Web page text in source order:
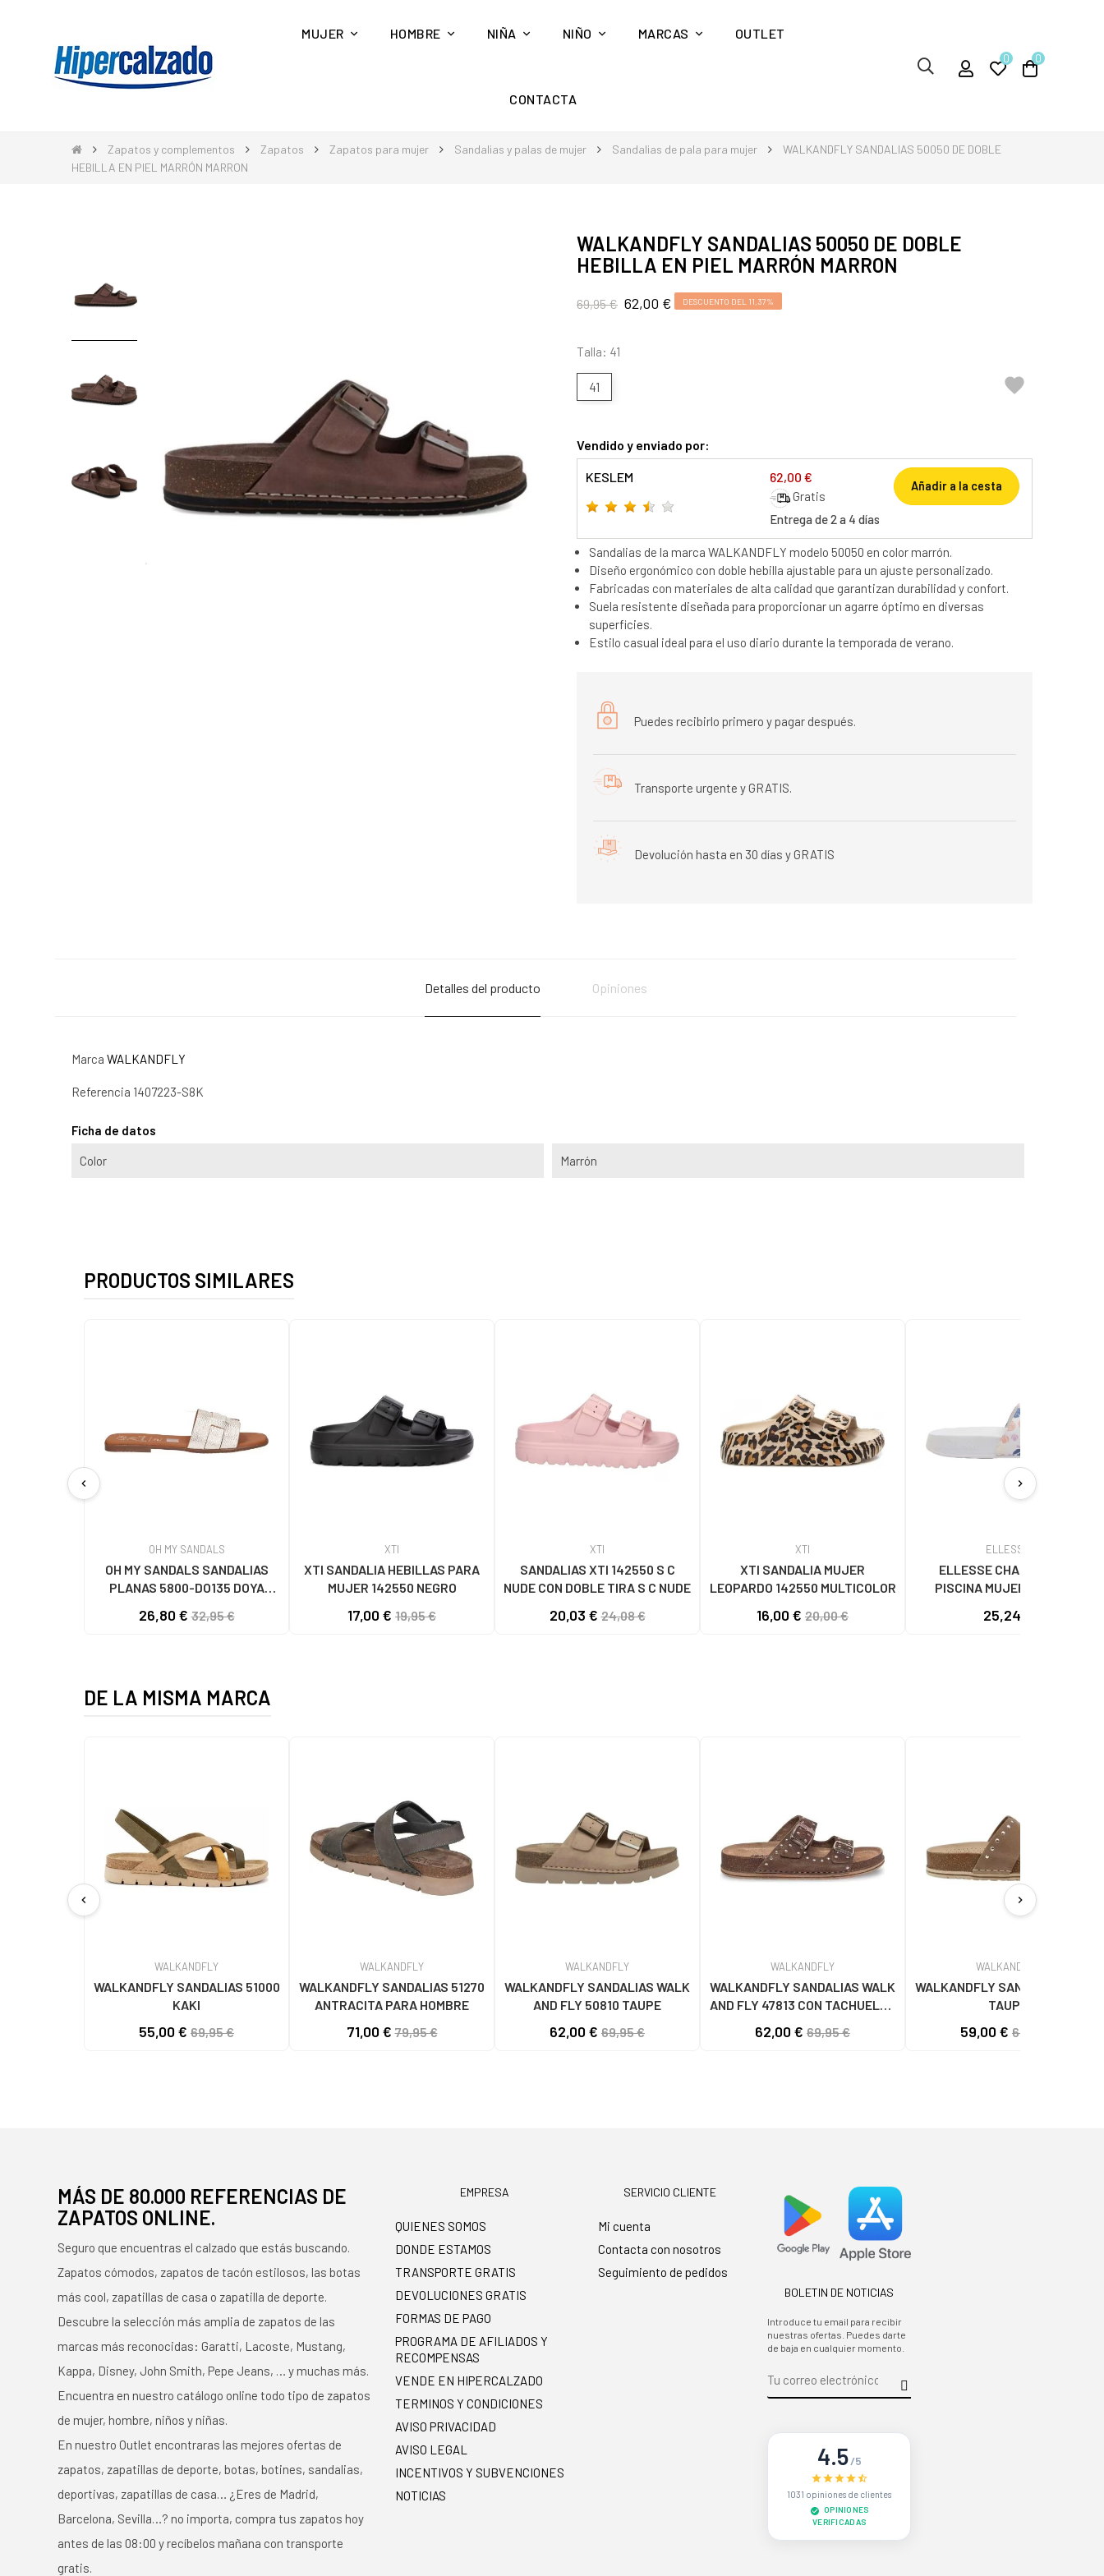
MUJER HOMBRE NIÑA NIÑO MARCAS OUTLET
CONTACTA
0 0
Zapatos y complementos Zapatos Zapatos para mujer Sandalias y palas de mujer Sandalias de pala para mujer
WALKANDFLY SANDALIAS 50050 DE DOBLE
HEBILLA EN PIEL MARRÓN MARRON
WALKANDFLY SANDALIAS 50050 DE DOBLE
HEBILLA EN PIEL MARRÓN MARRON
69,95 € 62,00 € DESCUENTO DEL 11,37%
Talla: 41
41 
Vendido y enviado por:
KESLEM 62,00 €
Gratis
Entrega de 2 a 4 días
Añadir a la cesta
Sandalias de la marca WALKANDFLY modelo 50050 en color marrón.
Diseño ergonómico con doble hebilla ajustable para un ajuste personalizado.
Fabricadas con materiales de alta calidad que garantizan durabilidad y confort.
Suela resistente diseñada para proporcionar un agarre óptimo en diversas
superficies.
Estilo casual ideal para el uso diario durante la temporada de verano.
Puedes recibirlo primero y pagar después.
Transporte urgente y GRATIS.
Devolución hasta en 30 días y GRATIS
Detalles del producto Opiniones
Marca WALKANDFLY
Referencia 1407223-S8K
Ficha de datos
Color Marrón
PRODUCTOS SIMILARES
chevron_left
OH MY SANDALS
OH MY SANDALS SANDALIAS
PLANAS 5800-DO135 DOYA
26,80 €32,95 €
XTI
XTI SANDALIA HEBILLAS PARA
MUJER 142550 NEGRO
17,00 € 19,95 €
XTI
SANDALIAS XTI 142550 S C
NUDE CON DOBLE TIRA S C NUDE
20,03 €24,08 €
XTI
XTI SANDALIA MUJER
LEOPARDO 142550 MULTICOLOR
16,00 € 20,00 €
ELLESSE
ELLESSE CHANCLAS DE
PISCINA MUJER 072-7721
25,24 €
chevron_right
DE LA MISMA MARCA
chevron_left
WALKANDFLY
WALKANDFLY SANDALIAS 51000
KAKI
55,00 € 69,95 €
WALKANDFLY
WALKANDFLY SANDALIAS 51270
ANTRACITA PARA HOMBRE
71,00 €79,95 €
WALKANDFLY
WALKANDFLY SANDALIAS WALK
AND FLY 50810 TAUPE
62,00 € 69,95 €
WALKANDFLY
WALKANDFLY SANDALIAS WALK
AND FLY 47813 CON TACHUELAS
62,00 € 69,95 €
WALKANDFLY
WALKANDFLY SANDALIAS 50961
TAUPE
59,00 € 65,95 €
chevron_right
MÁS DE 80.000 REFERENCIAS DE
ZAPATOS ONLINE.
Seguro que encuentras el calzado que estás buscando.
Zapatos cómodos, zapatos de tacón estilosos, las botas
más cool, zapatillas de casa o zapatilla de deporte.
Descubre la selección más amplia de zapatos de las
marcas más reconocidas: Garatti, Lacoste, Mustang,
Kappa, Disney, John Smith, Pepe Jeans, … y muchas más.
Encuentra en nuestro catálogo online todo tipo de zapatos
de mujer, hombre, niños y niñas.
En nuestro Outlet encontraras las mejores ofertas de
zapatos, zapatillas de deporte, botas, botines, sandalias,
deportivas, zapatillas de casa… ¿Eres de Madrid,
Barcelona, Sevilla…? no importa, compra tus zapatos hoy
antes de las 08:00 y recíbelos mañana con transporte
gratis.
EMPRESA
QUIENES SOMOS
DONDE ESTAMOS
TRANSPORTE GRATIS
DEVOLUCIONES GRATIS
FORMAS DE PAGO
PROGRAMA DE AFILIADOS Y
RECOMPENSAS
VENDE EN HIPERCALZADO
TERMINOS Y CONDICIONES
AVISO PRIVACIDAD
AVISO LEGAL
INCENTIVOS Y SUBVENCIONES
NOTICIAS
SERVICIO CLIENTE
Mi cuenta
Contacta con nosotros
Seguimiento de pedidos
BOLETIN DE NOTICIAS
Introduce tu email para recibir
nuestras ofertas. Puedes darte
de baja en cualquier momento.
4.5/5
1031 opiniones de clientes
OPINIONES
VERIFICADAS